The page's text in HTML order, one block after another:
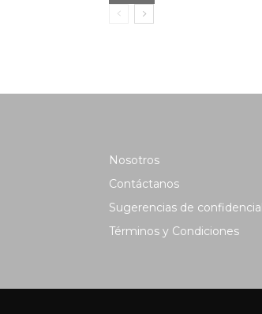
Nosotros
Contáctanos
Sugerencias de
Términos y Condiciones